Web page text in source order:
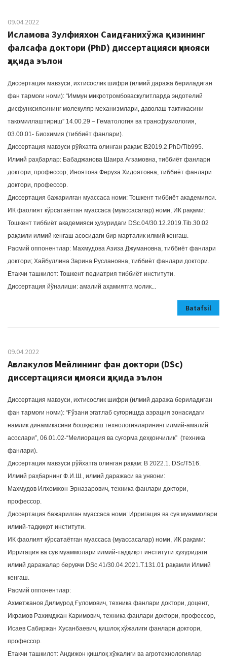
09.04.2022
Исламова Зулфияхон Саидғанихўжа қизининг
фалсафа доктори (PhD) диссертацияси ҳимояси
ҳақида эълон
Диссертация мавзуси, ихтисослик шифри (илмий даража бериладиган
фан тармоғи номи): “Иммун микротромбоваскулитларда эндотелий
дисфунксиясининг молекуляр механизмлари, даволаш тактикасини
такомиллаштириш” 14.00.29 – Гематология ва трансфузиология,
03.00.01- Биохимия (тиббиёт фанлари).
Диссертация мавзуси рўйхатга олинган рақам: В2019.2.PhD/Tib995.
Илмий раҳбарлар: Бабаджанова Шаира Агзамовна, тиббиёт фанлари
доктори, профессор; Иноятова Феруза Хидоятовна, тиббиёт фанлари
доктори, профессор.
Диссертация бажарилган муассаса номи: Тошкент тиббиёт академияси.
ИК фаолият кўрсатаётган муассаса (муассасалар) номи, ИК рақами:
Тошкент тиббиёт академияси ҳузуридаги DSc.04/30.12.2019.Tib.30.02
рақамли илмий кенгаш асосидаги бир марталик илмий кенгаш.
Расмий оппонентлар: Махмудова Азиза Джумановна, тиббиёт фанлари
доктори; Хайбуллина Зарина Руслановна, тиббиёт фанлари доктори.
Етакчи ташкилот: Тошкент педиатрия тиббиёт институти.
Диссертация йўналиши: амалий аҳамиятга молик...
Batafsil
09.04.2022
Авлакулов Мейлининг фан доктори (DSc)
диссертацияси ҳимояси ҳақида эълон
Диссертация мавзуси, ихтисослик шифри (илмий даража бериладиган
фан тармоғи номи): “Ғўзани эгатлаб суғоришда аэрация зонасидаги
намлик динамикасини бошқариш технологияларининг илмий-амалий
асослари”, 06.01.02-“Мелиорация ва суғорма деҳқончилик” (техника
фанлари).
Диссертация мавзуси рўйхатга олинган рақам: В 2022.1. DSc/Т516.
Илмий раҳбарнинг Ф.И.Ш., илмий даражаси ва унвони:
Махмудов Илхомжон Эрназарович, техника фанлари доктори,
профессор.
Диссертация бажарилган муассаса номи: Ирригация ва сув муаммолари
илмий-тадқиқот институти.
ИК фаолият кўрсатаётган муассаса (муассасалар) номи, ИК рақами:
Ирригация ва сув муаммолари илмий-тадқиқот институти ҳузуридаги
илмий даражалар берувчи DSc.41/30.04.2021.T.131.01 рақамли Илмий
кенгаш.
Расмий оппонентлар:
Ахметжанов Дилмурод Ғуломович, техника фанлари доктори, доцент,
Икрамов Рахимджан Каримович, техника фанлари доктори, профессор,
Исаев Сабиржан Хусанбаевич, қишлоқ хўжалиги фанлари доктори,
профессор.
Етакчи ташкилот: Андижон қишлоқ хўжалиги ва агротехнологиялар